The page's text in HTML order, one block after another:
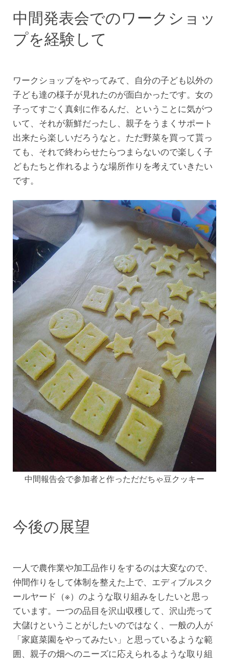
中間発表会でのワークショッ
プを経験して
ワークショップをやってみて、自分の子ども以外の
子ども達の様子が見れたのが面白かったです。女の
子ってすごく真剣に作るんだ、ということに気がつ
いて、それが新鮮だったし、親子をうまくサポート
出来たら楽しいだろうなと。ただ野菜を買って貰っ
ても、それで終わらせたらつまらないので楽しく子
どもたちと作れるような場所作りを考えていきたい
です。
中間報告会で参加者と作っただだちゃ豆クッキー
今後の展望
一人で農作業や加工品作りをするのは大変なので、
仲間作りをして体制を整えた上で、エディブルスク
ールヤード（※）のような取り組みをしたいと思っ
ています。一つの品目を沢山収穫して、沢山売って
大儲けということがしたいのではなく、一般の人が
「家庭菜園をやってみたい」と思っているような範
囲、親子の畑へのニーズに応えられるような取り組